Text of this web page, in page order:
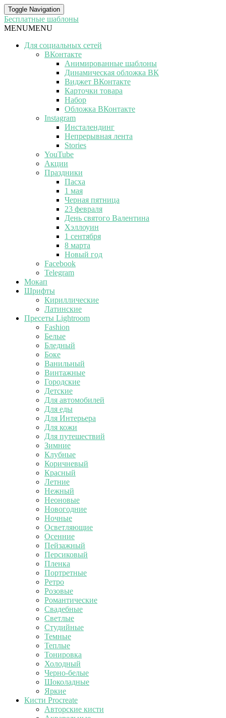
Toggle Navigation
Бесплатные шаблоны
MENUMENU
Для социальных сетей
ВКонтакте
Анимированные шаблоны
Динамическая обложка ВК
Виджет ВКонтакте
Карточки товара
Набор
Обложка ВКонтакте
Instagram
Инсталендинг
Непрерывная лента
Stories
YouTube
Акции
Праздники
Пасха
1 мая
Черная пятница
23 февраля
День святого Валентина
Хэллоуин
1 сентября
8 марта
Новый год
Facebook
Telegram
Мокап
Шрифты
Кириллические
Латинские
Пресеты Lightroom
Fashion
Белые
Бледный
Боке
Ванильный
Винтажные
Городские
Детские
Для автомобилей
Для еды
Для Интерьера
Для кожи
Для путешествий
Зимние
Клубные
Коричневый
Красный
Летние
Нежный
Неоновые
Новогодние
Ночные
Осветляющие
Осенние
Пейзажный
Персиковый
Пленка
Портретные
Ретро
Розовые
Романтические
Свадебные
Светлые
Студийные
Темные
Теплые
Тонировка
Холодный
Черно-белые
Шоколадные
Яркие
Кисти Procreate
Авторские кисти